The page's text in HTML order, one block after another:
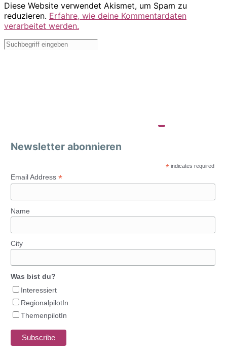
Diese Website verwendet Akismet, um Spam zu
reduzieren. Erfahre, wie deine Kommentardaten
verarbeitet werden.
Newsletter abonnieren
* indicates required
Email Address *
Name
City
Was bist du?
Interessiert
RegionalpilotIn
ThemenpilotIn